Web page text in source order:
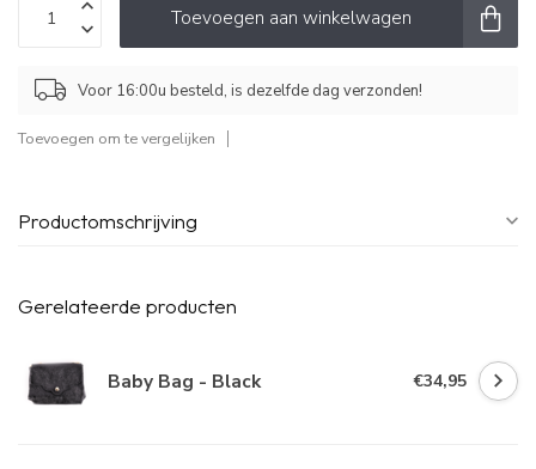
Toevoegen aan winkelwagen
Voor 16:00u besteld, is dezelfde dag verzonden!
Toevoegen om te vergelijken
Productomschrijving
Gerelateerde producten
Baby Bag - Black €34,95